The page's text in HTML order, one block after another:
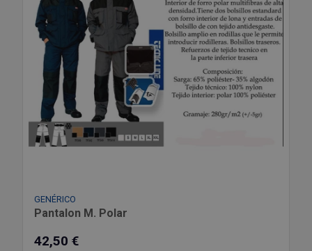
GENÉRICO
Pantalon M. Polar
42,50 €